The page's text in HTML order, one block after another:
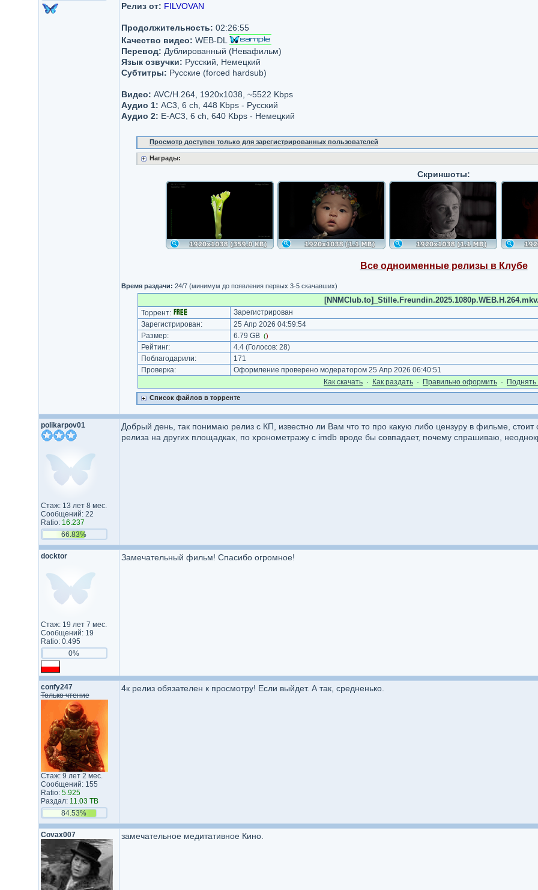
Релиз от: FILVOVAN
Продолжительность: 02:26:55
Качество видео: WEB-DL
Перевод: Дублированный (Невафильм)
Язык озвучки: Русский, Немецкий
Субтитры: Русские (forced hardsub)
Видео: AVC/H.264, 1920x1038, ~5522 Kbps
Аудио 1: AC3, 6 ch, 448 Kbps - Русский
Аудио 2: E-AC3, 6 ch, 640 Kbps - Немецкий
Просмотр доступен только для зарегистрированных пользователей
Награды:
Скриншоты:
Все одноименные релизы в Клубе
Время раздачи: 24/7 (минимум до появления первых 3-5 скачавших)
Торрент:
Зарегистрирован
Зарегистрирован:
25 Апр 2026 04:59:54
Размер:
6.79 GB ()
Рейтинг: 4.4(Голосов: 28)
Поблагодарили:
171
Проверка:
Оформление проверено модератором 25 Апр 2026 06:40:51
Как cкачать · Как раздать · Правильно оформить · Поднять
Список файлов в торренте
polikarpov01
Стаж: 13 лет 8 мес.
Сообщений: 22
Ratio: 16.237
66.83%
Добрый день, так понимаю релиз с КП, известно ли Вам что то про какую либо цензуру в фильме,
релиза на других площадках, по хронометражу с imdb вроде бы совпадает, почему спрашиваю,
docktor
Стаж: 19 лет 7 мес.
Сообщений: 19
Ratio: 0.495
0%
Замечательный фильм! Спасибо огромное!
confy247
Только чтение
Стаж: 9 лет 2 мес.
Сообщений: 155
Ratio: 5.925
Раздал: 11.03 TB
84.53%
4к релиз обязателен к просмотру! Если выйдет. А так, средненько.
Covax007 замечательное медитативное Кино.